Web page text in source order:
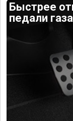
Быстрее
педали